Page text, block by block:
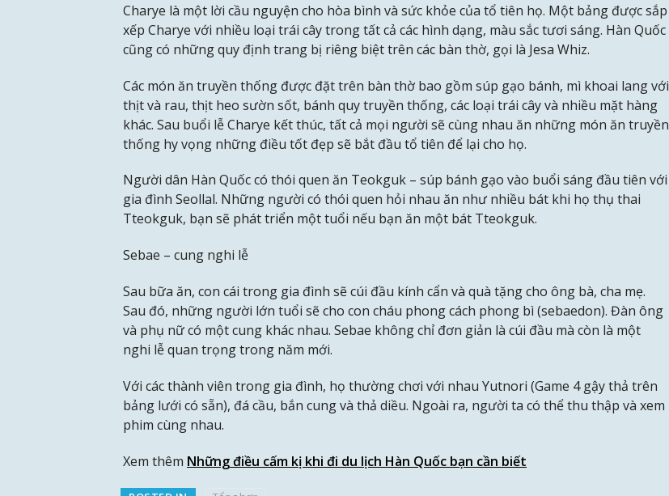
Charye là một lời cầu nguyện cho hòa bình và sức khỏe của tổ tiên họ. Một bảng được sắp
xếp Charye với nhiều loại trái cây trong tất cả các hình dạng, màu sắc tươi sáng. Hàn Quốc
cũng có những quy định trang bị riêng biệt trên các bàn thờ, gọi là Jesa Whiz.
Các món ăn truyền thống được đặt trên bàn thờ bao gồm súp gạo bánh, mì khoai lang với
thịt và rau, thịt heo sườn sốt, bánh quy truyền thống, các loại trái cây và nhiều mặt hàng
khác. Sau buổi lễ Charye kết thúc, tất cả mọi người sẽ cùng nhau ăn những món ăn truyền
thống hy vọng những điều tốt đẹp sẽ bắt đầu tổ tiên để lại cho họ.
Người dân Hàn Quốc có thói quen ăn Teokguk – súp bánh gạo vào buổi sáng đầu tiên với
gia đình Seollal. Những người có thói quen hỏi nhau ăn như nhiều bát khi họ thụ thai
Tteokguk, bạn sẽ phát triển một tuổi nếu bạn ăn một bát Tteokguk.
Sebae – cung nghi lễ
Sau bữa ăn, con cái trong gia đình sẽ cúi đầu kính cẩn và quà tặng cho ông bà, cha mẹ.
Sau đó, những người lớn tuổi sẽ cho con cháu phong cách phong bì (sebaedon). Đàn ông
và phụ nữ có một cung khác nhau. Sebae không chỉ đơn giản là cúi đầu mà còn là một
nghi lễ quan trọng trong năm mới.
Với các thành viên trong gia đình, họ thường chơi với nhau Yutnori (Game 4 gậy thả trên
bảng lưới có sẵn), đá cầu, bắn cung và thả diều. Ngoài ra, người ta có thể thu thập và xem
phim cùng nhau.
Xem thêm Những điều cấm kị khi đi du lịch Hàn Quốc bạn cần biết